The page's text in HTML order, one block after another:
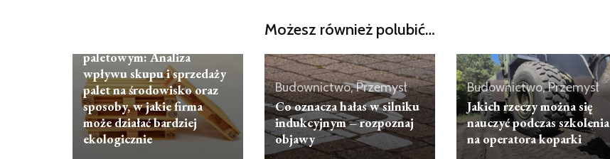
Możesz również polubić…
paletowym: Analiza
wpływu skupu i sprzedaży
palet na środowisko oraz
sposoby, w jakie firma
może działać bardziej
ekologicznie
Budownictwo, Przemysł
Co oznacza hałas w silniku
indukcyjnym – rozpoznaj
objawy
Budownictwo, Przemysł
Jakich rzeczy można się
nauczyć podczas szkolenia
na operatora koparki